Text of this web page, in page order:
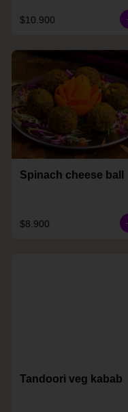
$10.900
Spinach cheese ball
$8.900
Tandoori veg kabab